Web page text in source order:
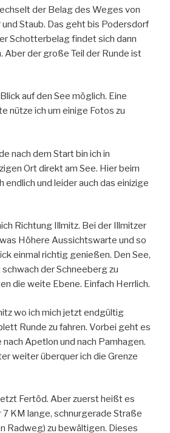
der Belag des Weges von
Staub. Das geht bis Podersdorf
Schotterbelag findet sich dann
Aber der große Teil der Runde ist
auf den See möglich. Eine
nütze ich um einige Fotos zu
nach dem Start bin ich in
Ort direkt am See. Hier beim
endlich und leider auch das einizige
Richtung Illmitz. Bei der Illmitzer
Höhere Aussichtswarte und so
einmal richtig genießen. Den See,
der Schneeberg zu
die weite Ebene. Einfach Herrlich.
wo ich mich jetzt endgültig
Runde zu fahren. Vorbei geht es
Apetlon und nach Pamhagen.
weiter überquer ich die Grenze
Fertöd. Aber zuerst heißt es
7 KM lange, schnurgerade Straße
Radweg) zu bewältigen. Dieses